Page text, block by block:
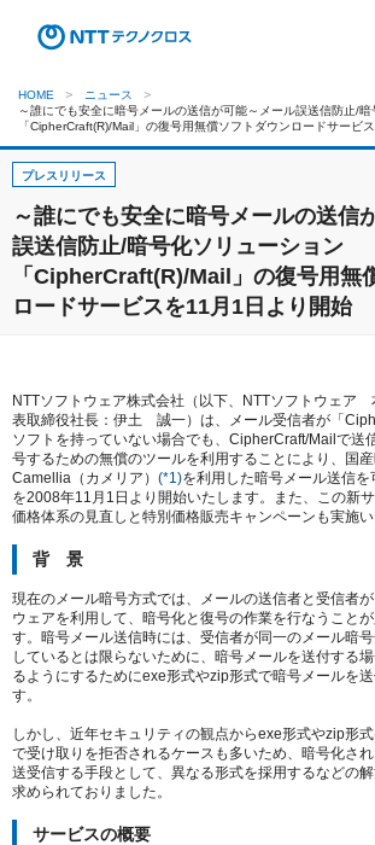
HOME
ニュース
～誰にでも安全に暗号メールの送信が可能～メール誤送信防止/
「CipherCraft(R)/Mail」の復号用無償ソフトダウンロードサービ
プレスリリース
～誰にでも安全に暗号メールの送信
誤送信防止/暗号化ソリューション
「CipherCraft(R)/Mail」の復号用無
ロードサービスを11月1日より開始
NTTソフトウェア株式会社（以下、NTTソフトウェア
表取締役社長：伊土 誠一）は、メール受信者が「
ソフトを持っていない場合でも、CipherCraft/Mailで送
号するための無償のツールを利用することにより、国
Camellia（カメリア） (*1)を利用した暗号メール送信
を2008年11月1日より開始いたします。また、この新サ
価格体系の見直しと特別価格販売キャンペーンも実施い
背 景
現在のメール暗号方式では、メールの送信者と受信者
ウェアを利用して、暗号化と復号の作業を行なうこと
す。暗号メール送信時には、受信者が同一のメール暗
しているとは限らないために、暗号メールを送付する
るようにするためにexe形式やzip形式で暗号メールを
す。
しかし、近年セキュリティの観点からexe形式やzip形
で受け取りを拒否されるケースも多いため、暗号化さ
送受信する手段として、異なる形式を採用するなどの
求められておりました。
サービスの概要